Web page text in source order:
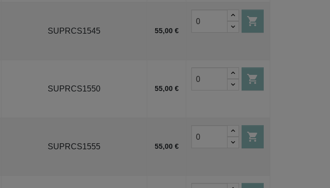
SUPRCS1545 55,00 €

SUPRCS1550 55,00 €

SUPRCS1555 55,00 €
